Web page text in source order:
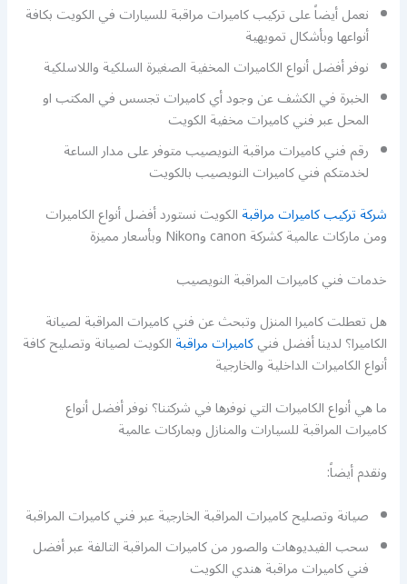
نعمل أيضاً على تركيب كاميرات مراقبة للسيارات في الكويت بكافة
أنواعها وبأشكال تمويهية
نوفر أفضل أنواع الكاميرات المخفية الصغيرة السلكية واللاسلكية
الخبرة في الكشف عن وجود أي كاميرات تجسس في المكتب او
المحل عبر فني كاميرات مخفية الكويت
رقم فني كاميرات مراقبة النويصيب متوفر على مدار الساعة
لخدمتكم فني كاميرات النويصيب بالكويت
شركة تركيب كاميرات مراقبةالكويت نستورد أفضل أنواع الكاميرات
ومن ماركات عالمية كشركة canon وNikon وبأسعار مميزة
خدمات فني كاميرات المراقبة النويصيب
هل تعطلت كاميرا المنزل وتبحث عن فني كاميرات المراقبة لصيانة
الكاميرا؟ لدينا أفضل فنيكاميرات مراقبةالكويت لصيانة وتصليح كافة
أنواع الكاميرات الداخلية والخارجية
ما هي أنواع الكاميرات التي نوفرها في شركتنا؟ نوفر أفضل أنواع
كاميرات المراقبة للسيارات والمنازل وبماركات عالمية
ونقدم أيضاً:
صيانة وتصليح كاميرات المراقبة الخارجية عبر فني كاميرات المراقبة
سحب الفيديوهات والصور من كاميرات المراقبة التالفة عبر أفضل
فني كاميرات مراقبة هندي الكويت